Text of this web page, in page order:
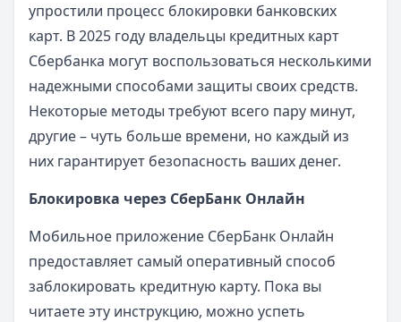
упростили процесс блокировки банковских
карт. В 2025 году владельцы кредитных карт
Сбербанка могут воспользоваться несколькими
надежными способами защиты своих средств.
Некоторые методы требуют всего пару минут,
другие – чуть больше времени, но каждый из
них гарантирует безопасность ваших денег.
Блокировка через СберБанк Онлайн
Мобильное приложение СберБанк Онлайн
предоставляет самый оперативный способ
заблокировать кредитную карту. Пока вы
читаете эту инструкцию, можно успеть